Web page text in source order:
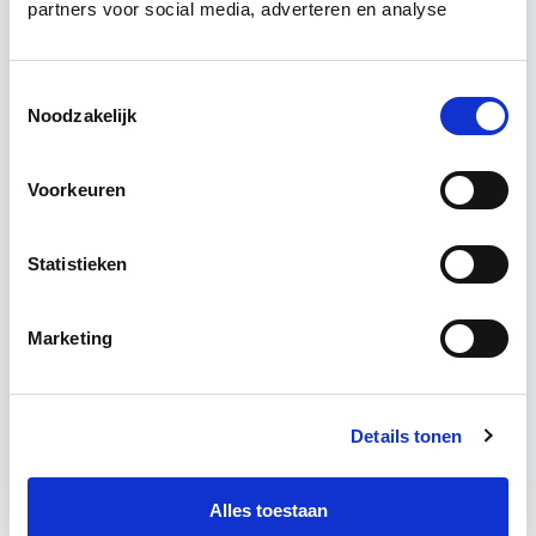
partners voor social media, adverteren en analyse
Noodzakelijk
Voorkeuren
Statistieken
Marketing
Details tonen
Alles toestaan
is bestemd voor vaktechnische deskundigen die de
hanteren in de dagelijkse beroepsuitoefening.
17 Lesdagen lesdag(en)
Direct starten - Blended Learning
Meer informatie